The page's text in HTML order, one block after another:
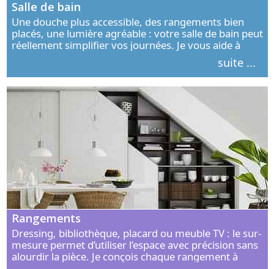
Salle de bain
Une douche plus accessible, des rangements bien
placés, une lumière agréable : votre salle de bain peut
réellement simplifier vos journées. Je vous aide à
concevoir un espace élégant, confortable et adapté à
suite ...
Rangements
Dressing, bibliothèque, placard ou meuble TV : le sur-
mesure permet d’utiliser l’espace avec précision sans
alourdir la pièce. Je conçois chaque rangement à